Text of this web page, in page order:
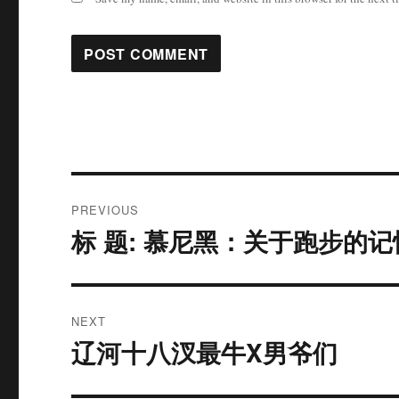
navigation
PREVIOUS
Previous
post:
标 题: 慕尼黑：关于跑步的
NEXT
Next
post:
辽河十八汊最牛X男爷们